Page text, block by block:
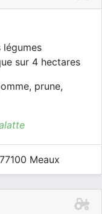
sur 4 hectares
prune,
Meaux